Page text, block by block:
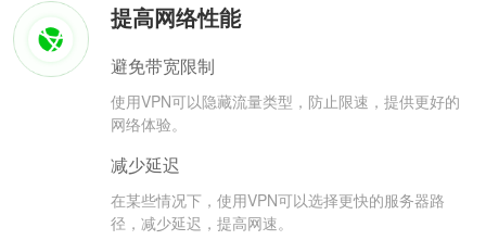
提高网络性能
避免带宽限制
使用VPN可以隐藏流量类型，防止限速，提供更好的
网络体验。
减少延迟
在某些情况下，使用VPN可以选择更快的服务器路
径，减少延迟，提高网速。